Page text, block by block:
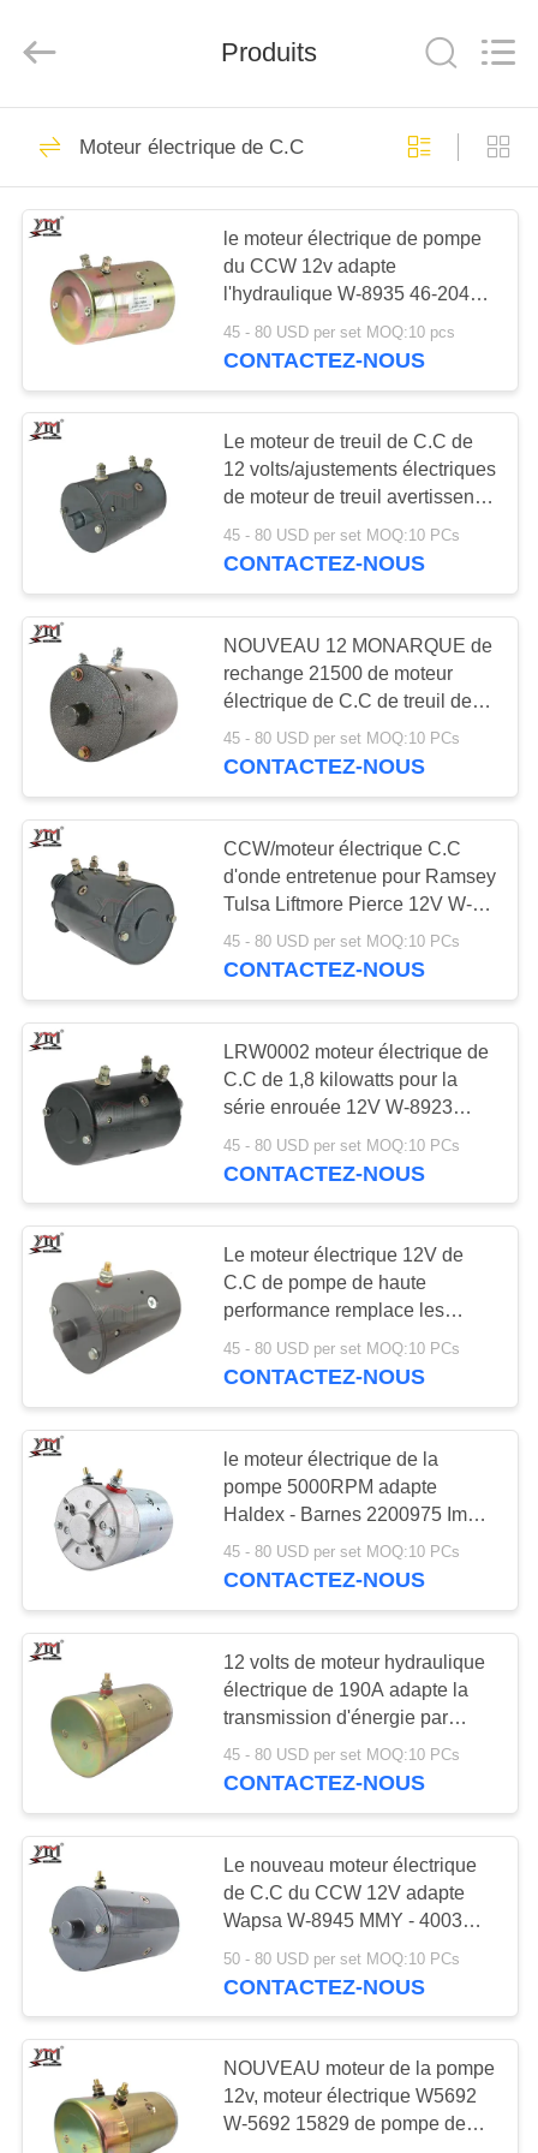
MAISON
PRODUITS
VIDÉOS
SHOW
SUJET
NOUS
VISITE
D'USINE
DE
QUALITÉ
CONTACTEZ-
DEMANDEZ
UNE
CITATION
PLAN
DU
SITE
POLITIQUE
DE
CONFIDENTIALITÉ
parts
Moteur de
démarreur moteur
503
Moteur de
démarreur
électrique
280
Moteur électrique
d'alternateur
812
Turbocompresseurs
de haute
performance
31
Compresseur
électrique de
climatisation
Moteur de contrôle
de commande de
puissance
Solénoïde d'arrêt de
moteur
10
Régulateur
d'alternateur
30
Produits
Moteur électrique de C.C
le moteur électrique de pompe
du CCW 12v adapte
l'hydraulique W-8935 46-2042
MDY6203 MDY6203S de Mte
45 - 80 USD per set MOQ:10 pcs
CONTACTEZ-NOUS
Le moteur de treuil de C.C de
12 volts/ajustements électriques
de moteur de treuil avertissent
que série de Superwinch X
remplace W-7923 Mrvb7
45 - 80 USD per set MOQ:10 PCs
CONTACTEZ-NOUS
NOUVEAU 12 MONARQUE de
rechange 21500 de moteur
électrique de C.C de treuil de
volt W-6206 MUE6202A
45 - 80 USD per set MOQ:10 PCs
CONTACTEZ-NOUS
CCW/moteur électrique C.C
d'onde entretenue pour Ramsey
Tulsa Liftmore Pierce 12V W-
9143 PS534-H M3300-BB
45 - 80 USD per set MOQ:10 PCs
CONTACTEZ-NOUS
LRW0002 moteur électrique de
C.C de 1,8 kilowatts pour la
série enrouée 12V W-8923
réversible de Superwinch
45 - 80 USD per set MOQ:10 PCs
CONTACTEZ-NOUS
Le moteur électrique 12V de
C.C de pompe de haute
performance remplace les
moteurs occidentaux W-8993
W-9000 W-9993
45 - 80 USD per set MOQ:10 PCs
CONTACTEZ-NOUS
le moteur électrique de la
pompe 5000RPM adapte
Haldex - Barnes 2200975 Im
0132 W8735 11.216.200
45 - 80 USD per set MOQ:10 PCs
CONTACTEZ-NOUS
12 volts de moteur hydraulique
électrique de 190A adapte la
transmission d'énergie par
fluide W-8989 W-9789 W-9792
de Fenner
45 - 80 USD per set MOQ:10 PCs
CONTACTEZ-NOUS
Le nouveau moteur électrique
de C.C du CCW 12V adapte
Wapsa W-8945 MMY - 4003
8082 MMY - 400
50 - 80 USD per set MOQ:10 PCs
CONTACTEZ-NOUS
NOUVEAU moteur de la pompe
12v, moteur électrique W5692
W-5692 15829 de pompe de